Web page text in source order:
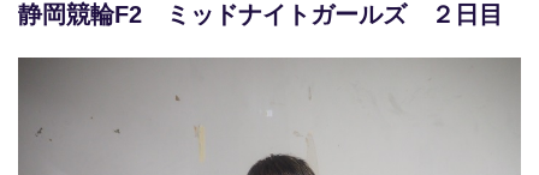
運営会社概要
お問い合わせ
支払い方法、ポイント利用規約
静岡競輪F2 ミッドナイトガールズ ２日目